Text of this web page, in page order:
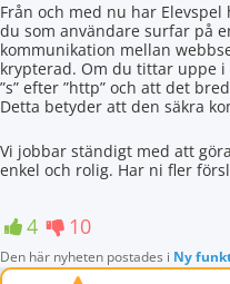
Från och med nu har
du som användare surfar på
kommunikation mellan
krypterad. Om du tittar uppe
”s” efter ”http” och att det
Detta betyder att den säkra
Vi jobbar ständigt med att
enkel och rolig. Har ni fler
4 10
Den här nyheten postades i Ny